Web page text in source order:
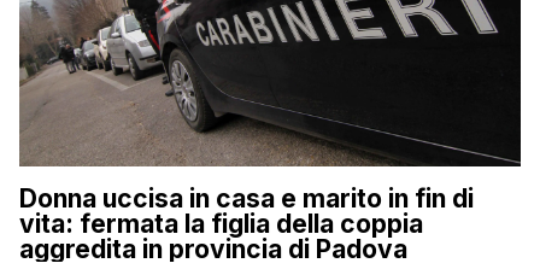
Donna uccisa in casa e marito in fin di
vita: fermata la figlia della coppia
aggredita in provincia di Padova